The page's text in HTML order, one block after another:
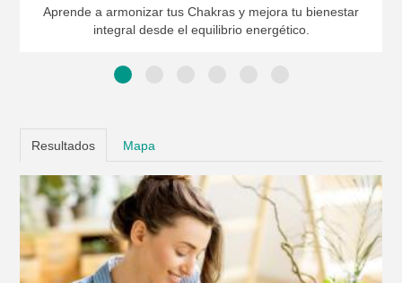
Aprende a armonizar tus Chakras y mejora tu bienestar
integral desde el equilibrio energético.
Resultados Mapa